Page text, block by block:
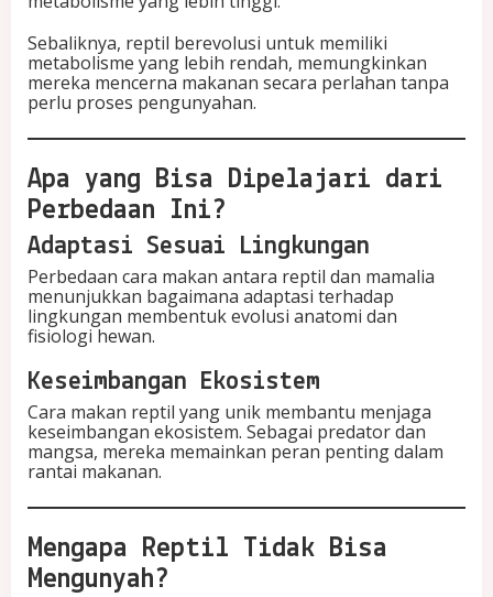
Sebaliknya, reptil berevolusi untuk memiliki
metabolisme yang lebih rendah, memungkinkan
mereka mencerna makanan secara perlahan tanpa
perlu proses pengunyahan.
Apa yang Bisa Dipelajari dari
Perbedaan Ini?
Adaptasi Sesuai Lingkungan
Perbedaan cara makan antara reptil dan mamalia
menunjukkan bagaimana adaptasi terhadap
lingkungan membentuk evolusi anatomi dan
fisiologi hewan.
Keseimbangan Ekosistem
Cara makan reptil yang unik membantu menjaga
keseimbangan ekosistem. Sebagai predator dan
mangsa, mereka memainkan peran penting dalam
rantai makanan.
Mengapa Reptil Tidak Bisa
Mengunyah?